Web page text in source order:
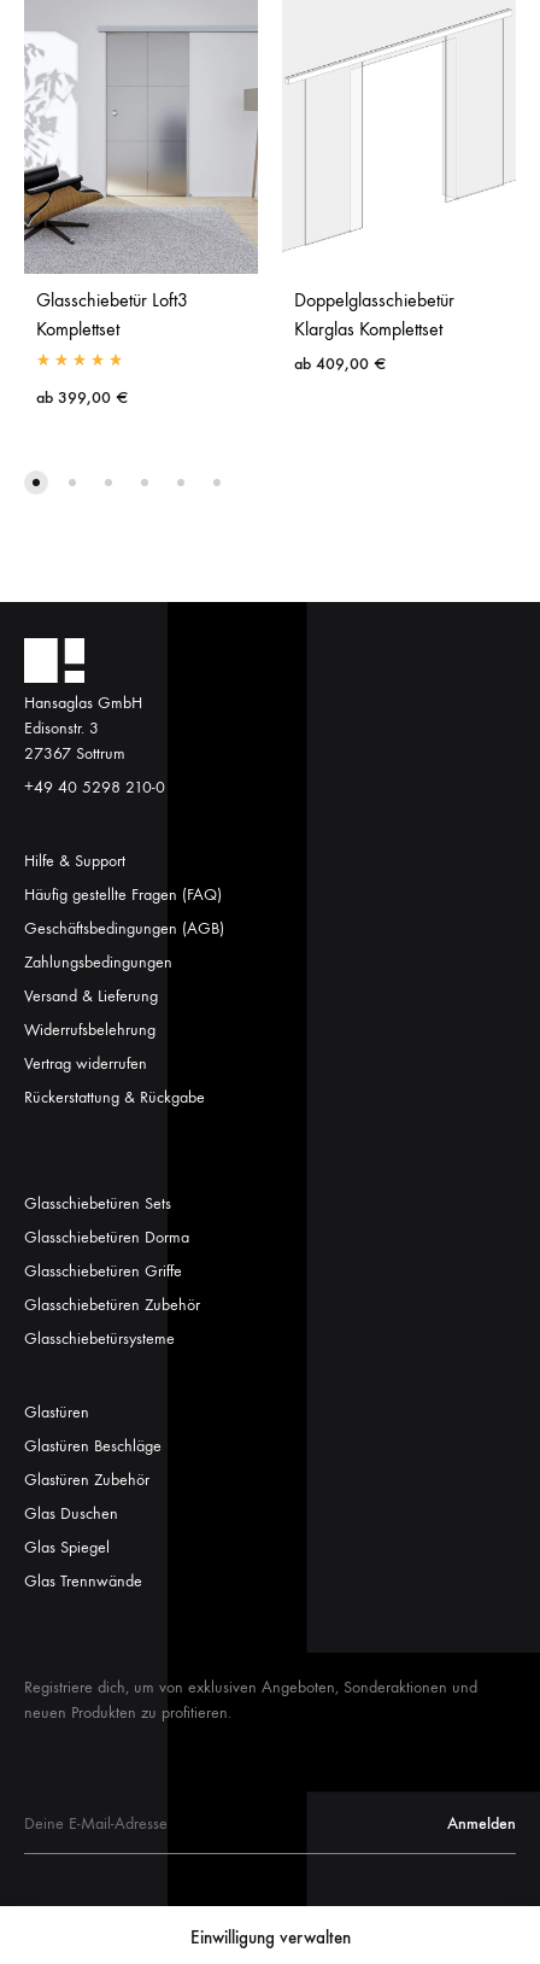
Einwilligung verwalten
Glasschiebetür Loft3
Komplettset
ab 399,00 €
Doppelglasschiebetür
Klarglas Komplettset
ab 409,00 €
Hansaglas GmbH
Edisonstr. 3
27367 Sottrum
+49 40 5298 210-0
Hilfe & Support
Häufig gestellte Fragen (FAQ)
Geschäftsbedingungen (AGB)
Zahlungsbedingungen
Versand & Lieferung
Widerrufsbelehrung
Vertrag widerrufen
Rückerstattung & Rückgabe
Glasschiebetüren Sets
Glasschiebetüren Dorma
Glasschiebetüren Griffe
Glasschiebetüren Zubehör
Glasschiebetürsysteme
Glastüren
Glastüren Beschläge
Glastüren Zubehör
Glas Duschen
Glas Spiegel
Glas Trennwände
Registriere dich, um von exklusiven Angeboten, Sonderaktionen und
neuen Produkten zu profitieren.